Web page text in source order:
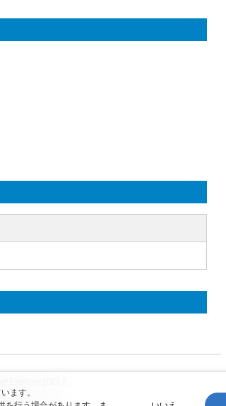
禁じます。
ます。